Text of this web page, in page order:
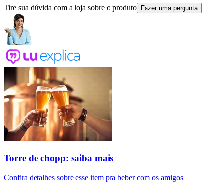
Tire sua dúvida com a loja sobre o produto Fazer uma pergunta
Torre de chopp: saiba mais
Confira detalhes sobre esse item pra beber com os amigos